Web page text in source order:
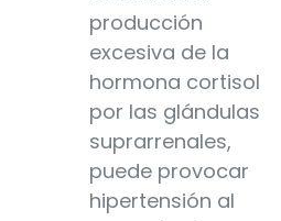
producción
excesiva de la
hormona cortisol
por las glándulas
suprarrenales,
puede provocar
hipertensión al